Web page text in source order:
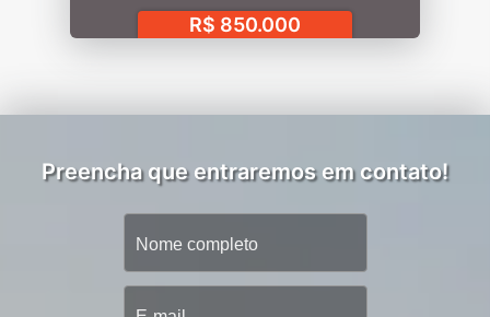
R$ 850.000
Preencha que entraremos em contato!